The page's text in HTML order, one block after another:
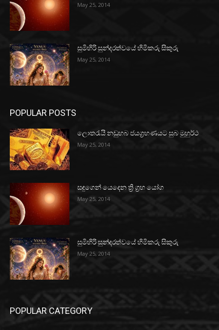
May 25, 2014
සුමිහිරි සුන්දරත්වයේ හිමිකරු සිකුරු
May 25, 2014
POPULAR POSTS
ලොතරැයි නඩුහබ ජයග්‍රහණයට සුබ මුහුර්ථ
May 25, 2014
සඳුගෙන් යෙදෙන ත්‍රි ග්‍රහ යෝග
May 25, 2014
සුමිහිරි සුන්දරත්වයේ හිමිකරු සිකුරු
May 25, 2014
POPULAR CATEGORY